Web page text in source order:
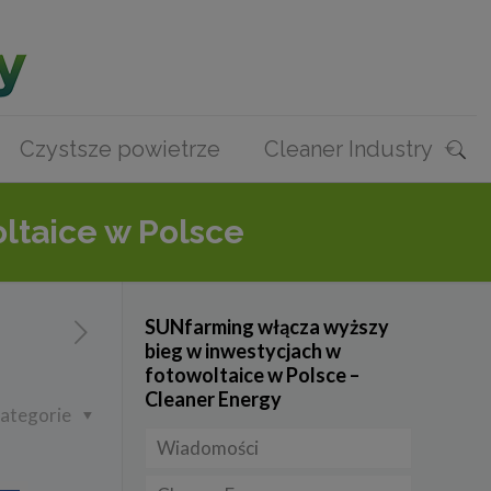
Czystsze powietrze Cleaner Industry
w Polsce
SUNfarming włącza wyższy
bieg w inwestycjach w
fotowoltaice w Polsce –
Cleaner Energy
Wiadomości